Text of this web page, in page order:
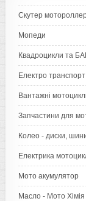
Скутер
Мопеди
Квадроцикли та
Електро транспорт
Вантажні
Запчастини для
Колео - диски,
Електрика
Мото акумулятор
Масло - Мото Хімія